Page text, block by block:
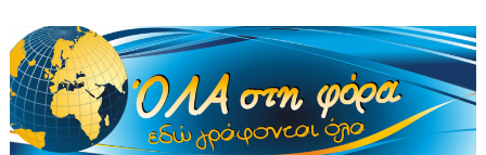
στο
περιεχόμενο